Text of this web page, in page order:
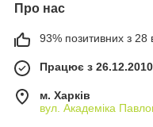
Про нас
93% позитивних з 28
Працює з 26.12.2010
м. Харків
вул. Академіка